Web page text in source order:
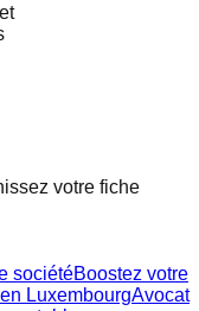
votre fiche
sociétéBoostez votre
LuxembourgAvocat